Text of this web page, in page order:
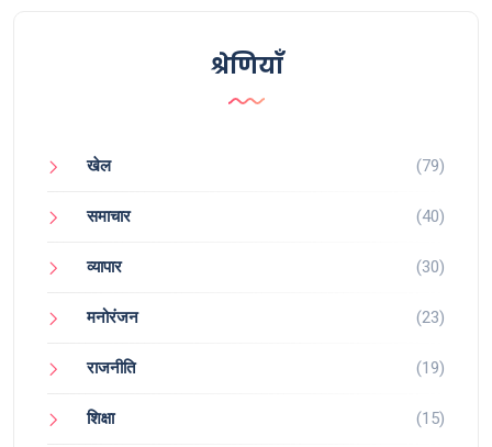
श्रेणियाँ
खेल (79)
समाचार (40)
व्यापार (30)
मनोरंजन (23)
राजनीति (19)
शिक्षा (15)